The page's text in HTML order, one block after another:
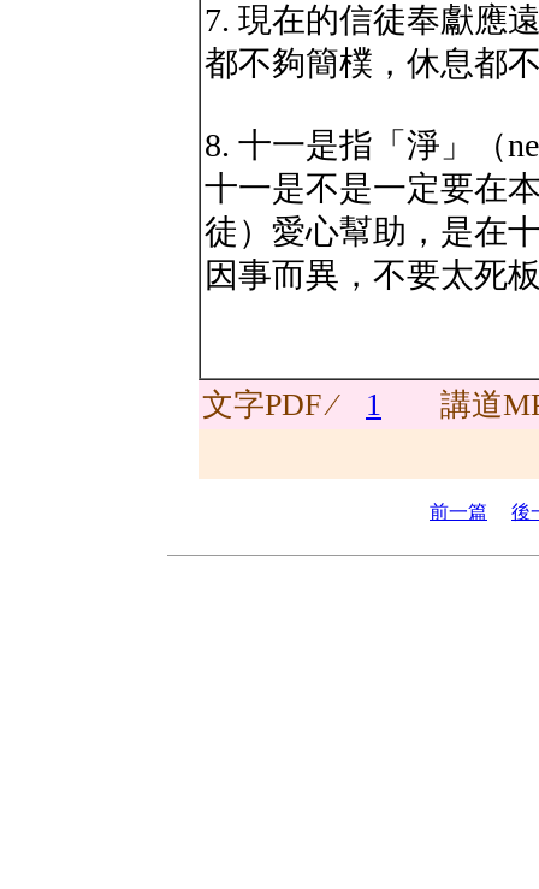
7. 現在的信徒奉獻應
都不夠簡樸，休息都
8. 十一是指「淨」（
十一是不是一定要在
徒）愛心幫助，是在
因事而異，不要太死
文字PDF ∕ 1 講道
前一篇 後